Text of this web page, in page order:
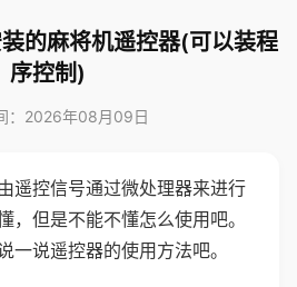
的麻将机遥控器(可以装程
序控制)
：2026年08月09日
遥控信号通过微处理器来进行
，但是不能不懂怎么使用吧。
一说遥控器的使用方法吧。